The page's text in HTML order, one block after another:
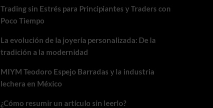
Trading sin Estrés para Principiantes y Traders con
Poco Tiempo
La evolución de la joyería personalizada: De la
tradición a la modernidad
MIYM Teodoro Espejo Barradas y la industria
lechera en México
¿Cómo resumir un artículo sin leerlo?